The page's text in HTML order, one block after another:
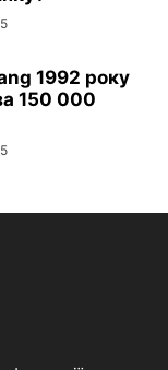
1992 року
150 000